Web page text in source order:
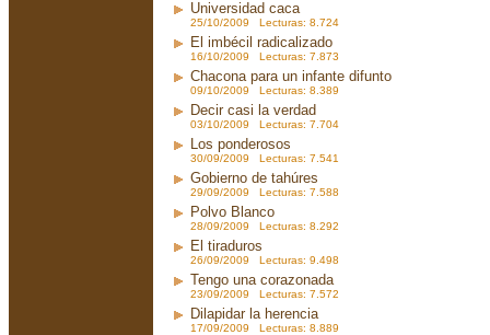
Universidad caca
25/10/2009 Lecturas: 8.724
El imbécil radicalizado
16/10/2009 Lecturas: 7.873
Chacona para un infante difunto
09/10/2009 Lecturas: 8.389
Decir casi la verdad
03/10/2009 Lecturas: 7.704
Los ponderosos
30/09/2009 Lecturas: 7.541
Gobierno de tahúres
29/09/2009 Lecturas: 7.588
Polvo Blanco
28/09/2009 Lecturas: 8.292
El tiraduros
26/09/2009 Lecturas: 9.498
Tengo una corazonada
23/09/2009 Lecturas: 7.572
Dilapidar la herencia
17/09/2009 Lecturas: 8.889